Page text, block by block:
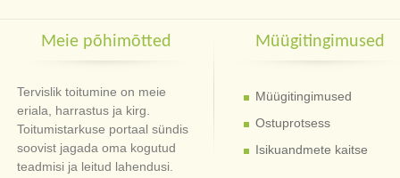
Meie põhimõtted
Tervislik toitumine on meie
eriala, harrastus ja kirg.
Toitumistarkuse portaal sündis
soovist jagada oma kogutud
teadmisi ja leitud lahendusi.
Müügitingimused
Müügitingimused
Ostuprotsess
Isikuandmete kaitse